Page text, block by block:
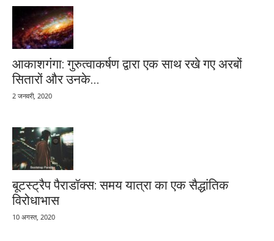
आकाशगंगा: गुरुत्वाकर्षण द्वारा एक साथ रखे गए अरबों
सितारों और उनके...
2 जनवरी, 2020
बूटस्ट्रैप पैराडॉक्स: समय यात्रा का एक सैद्धांतिक
विरोधाभास
10 अगस्त, 2020